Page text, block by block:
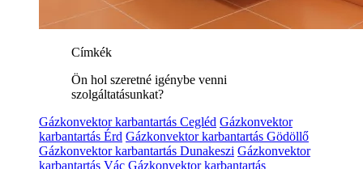
Címkék
Ön hol szeretné igénybe venni
szolgáltatásunkat?
Gázkonvektor karbantartás Cegléd Gázkonvektor
karbantartás Érd Gázkonvektor karbantartás Gödöllő
Gázkonvektor karbantartás Dunakeszi Gázkonvektor
karbantartás Vác Gázkonvektor karbantartás